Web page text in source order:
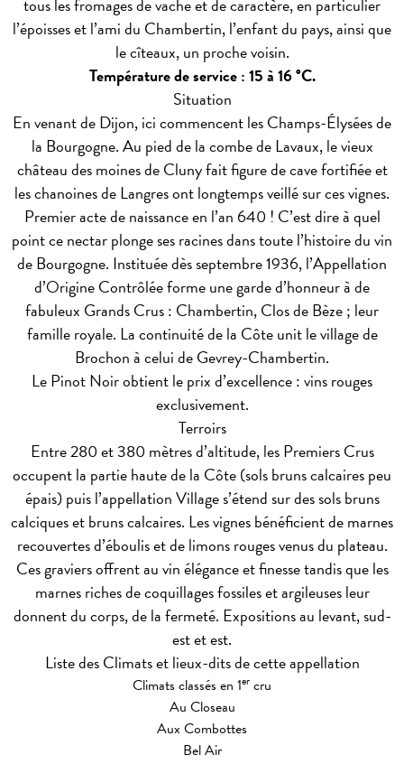
tous les fromages de vache et de caractère, en particulier
l’époisses et l’ami du Chambertin, l’enfant du pays, ainsi que
le cîteaux, un proche voisin.
Température de service : 15 à 16 °C.
Situation
En venant de Dijon, ici commencent les Champs-Élysées de
la Bourgogne. Au pied de la combe de Lavaux, le vieux
château des moines de Cluny fait figure de cave fortifiée et
les chanoines de Langres ont longtemps veillé sur ces vignes.
Premier acte de naissance en l’an 640 ! C’est dire à quel
point ce nectar plonge ses racines dans toute l’histoire du vin
de Bourgogne. Instituée dès septembre 1936, l’Appellation
d’Origine Contrôlée forme une garde d’honneur à de
fabuleux Grands Crus : Chambertin, Clos de Bèze ; leur
famille royale. La continuité de la Côte unit le village de
Brochon à celui de Gevrey-Chambertin.
Le Pinot Noir obtient le prix d’excellence : vins rouges
exclusivement.
Terroirs
Entre 280 et 380 mètres d’altitude, les Premiers Crus
occupent la partie haute de la Côte (sols bruns calcaires peu
épais) puis l’appellation Village s’étend sur des sols bruns
calciques et bruns calcaires. Les vignes bénéficient de marnes
recouvertes d’éboulis et de limons rouges venus du plateau.
Ces graviers offrent au vin élégance et finesse tandis que les
marnes riches de coquillages fossiles et argileuses leur
donnent du corps, de la fermeté. Expositions au levant, sud-
est et est.
Liste des Climats et lieux-dits de cette appellation
Climats classés en 1er cru
Au Closeau
Aux Combottes
Bel Air